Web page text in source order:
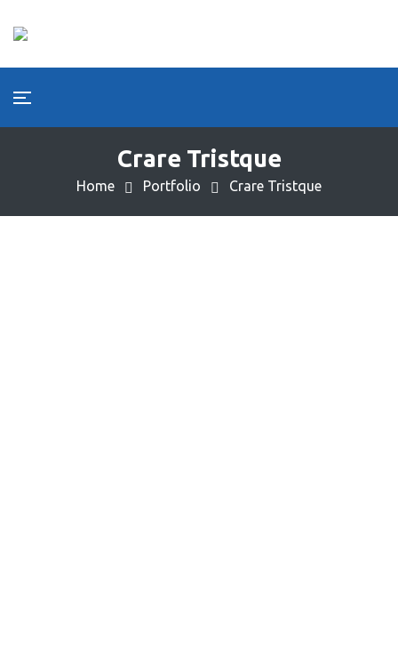
Crare Tristque
Home Portfolio Crare Tristque